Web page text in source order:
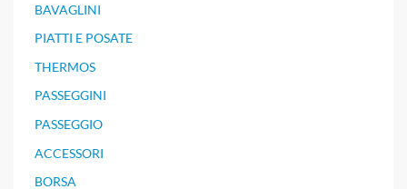
BAVAGLINI
PIATTI E POSATE
THERMOS
PASSEGGINI
PASSEGGIO
ACCESSORI
BORSA